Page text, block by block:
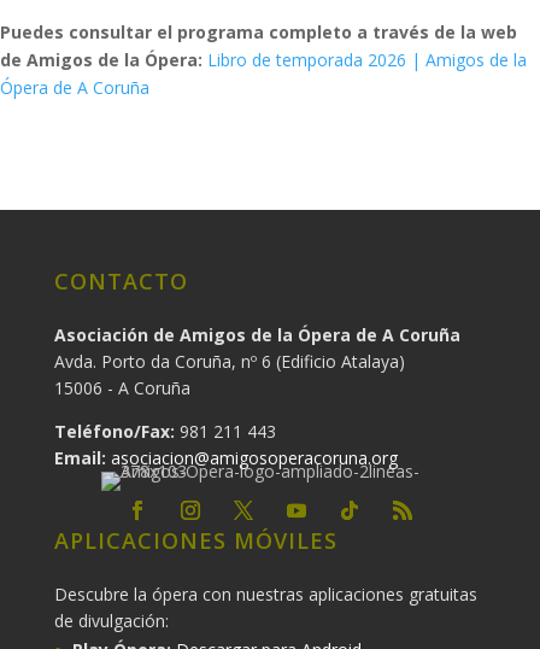
Puedes consultar el programa completo a través de la web
de Amigos de la Ópera: Libro de temporada 2026 | Amigos de la
Ópera de A Coruña
CONTACTO
Asociación de Amigos de la Ópera de A Coruña
Avda. Porto da Coruña, nº 6 (Edificio Atalaya)
15006 - A Coruña
Teléfono/Fax: 981 211 443
Email: asociacion@amigosoperacoruna.org
APLICACIONES MÓVILES
Descubre la ópera con nuestras aplicaciones gratuitas
de divulgación: